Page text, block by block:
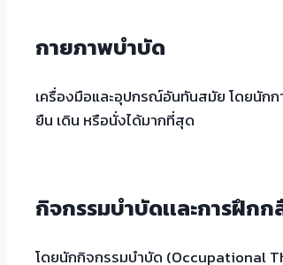
กายภาพบำบัด
เครื่องมือและอุปกรณ์อันทันสมัย โดยนัก
ยืน เดิน หรือนั่งได้มากที่สุด
กิจกรรมบำบัดเเละการฝึกก
โดยนักกิจกรรมบำบัด (Occupational